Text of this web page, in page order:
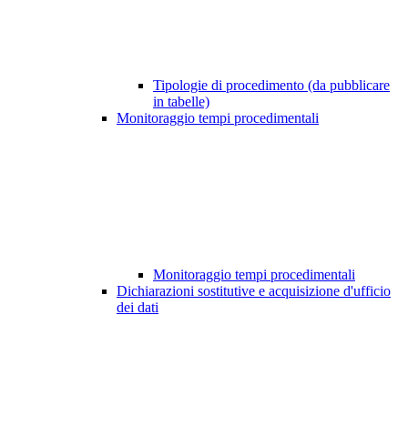
Tipologie di procedimento (da pubblicare
in tabelle)
Monitoraggio tempi procedimentali
Monitoraggio tempi procedimentali
Dichiarazioni sostitutive e acquisizione d'ufficio
dei dati